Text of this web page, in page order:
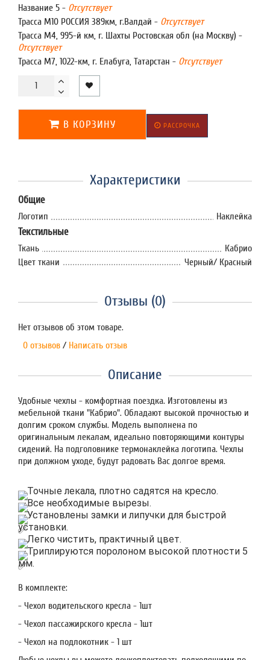
Название 5 - Отсутствует
Трасса М10 РОССИЯ 389км, г.Валдай - Отсутствует
Трасса М4, 995-й км, г. Шахты Ростовская обл (на Москву) -
Отсутствует
Трасса М7, 1022-км, г. Елабуга, Татарстан - Отсутствует
В КОРЗИНУ РАССРОЧКА
Характеристики
Общие
Логотип Наклейка
Текстильные
Ткань
Кабрио
Цвет ткани
Черный/ Красный
Отзывы (0)
Нет отзывов об этом товаре.
0 отзывов / Написать отзыв
Описание
Удобные чехлы - комфортная поездка. Изготовлены из
мебельной ткани "Кабрио". Обладают высокой прочностью и
долгим сроком службы. Модель выполнена по
оригинальным лекалам, идеально повторяющими контуры
сидений. На подголовнике термонаклейка логотипа. Чехлы
при должном уходе, будут радовать Вас долгое время.
Точные лекала, плотно садятся на кресло.
Все необходимые вырезы.
Установлены замки и липучки для быстрой
установки.
Легко чистить, практичный цвет.
Триплируются поролоном высокой плотности 5
мм.
В комплекте:
- Чехол водительского кресла - 1шт
- Чехол пассажирского кресла - 1шт
- Чехол на подлокотник - 1 шт